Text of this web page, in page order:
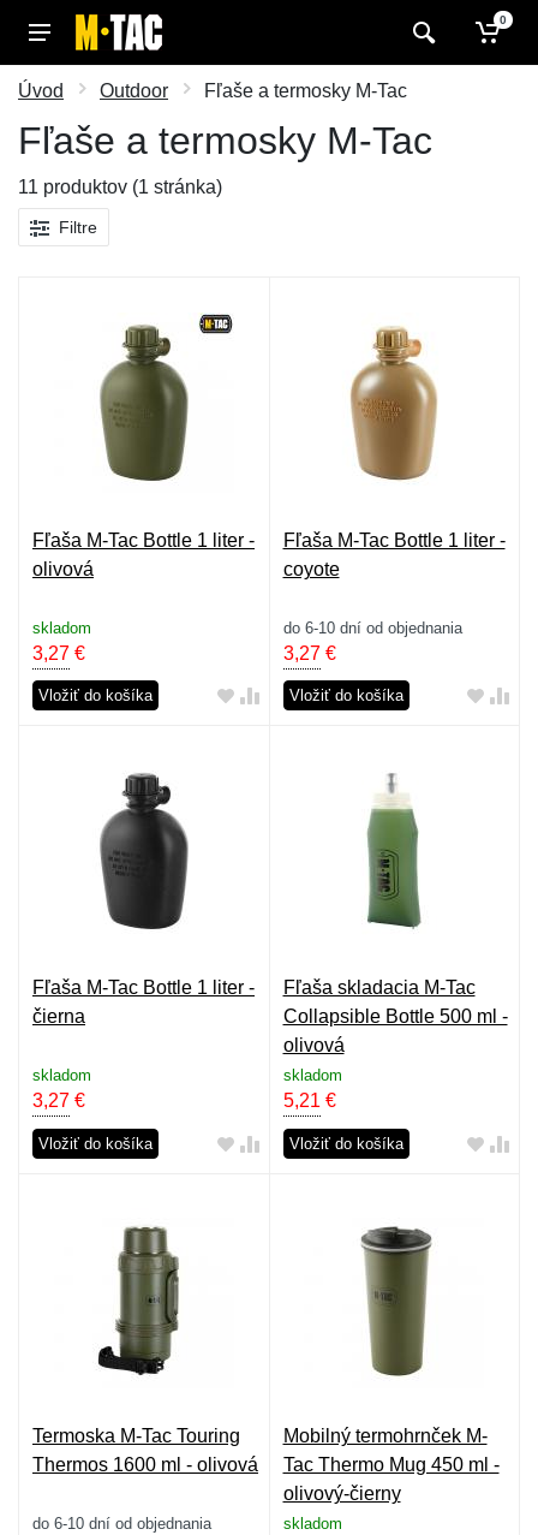
0
Úvod Outdoor Fľaše a termosky M-Tac
Fľaše a termosky M-Tac
11 produktov (1 stránka)
Filtre
Fľaša M-Tac Bottle 1 liter -
olivová
skladom
3,27 €
Vložiť do košíka
Fľaša M-Tac Bottle 1 liter -
coyote
do 6-10 dní od objednania
3,27€
Vložiť do košíka
Fľaša M-Tac Bottle 1 liter -
čierna
skladom
3,27 €
Vložiť do košíka
Fľaša skladacia M-Tac
Collapsible Bottle 500 ml -
olivová
skladom
5,21 €
Vložiť do košíka
Termoska M-Tac Touring
Thermos 1600 ml - olivová
do 6-10 dní od objednania
Mobilný termohrnček M-
Tac Thermo Mug 450 ml -
olivový-čierny
skladom